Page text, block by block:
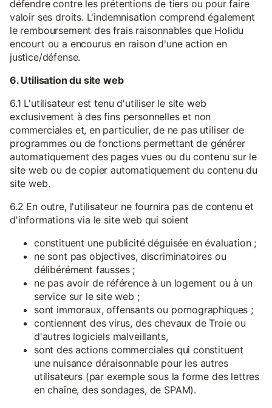
défendre contre les prétentions de tiers ou pour faire
valoir ses droits. L'indemnisation comprend également
le remboursement des frais raisonnables que Holidu
encourt ou a encourus en raison d'une action en
justice/défense.
6. Utilisation du site web
6.1 L'utilisateur est tenu d'utiliser le site web
exclusivement à des fins personnelles et non
commerciales et, en particulier, de ne pas utiliser de
programmes ou de fonctions permettant de générer
automatiquement des pages vues ou du contenu sur le
site web ou de copier automatiquement du contenu du
site web.
6.2 En outre, l'utilisateur ne fournira pas de contenu et
d'informations via le site web qui soient
constituent une publicité déguisée en évaluation ;
ne sont pas objectives, discriminatoires ou
délibérément fausses ;
ne pas avoir de référence à un logement ou à un
service sur le site web ;
sont immoraux, offensants ou pornographiques ;
contiennent des virus, des chevaux de Troie ou
d'autres logiciels malveillants,
sont des actions commerciales qui constituent
une nuisance déraisonnable pour les autres
utilisateurs (par exemple sous la forme des lettres
en chaîne, des sondages, de SPAM).